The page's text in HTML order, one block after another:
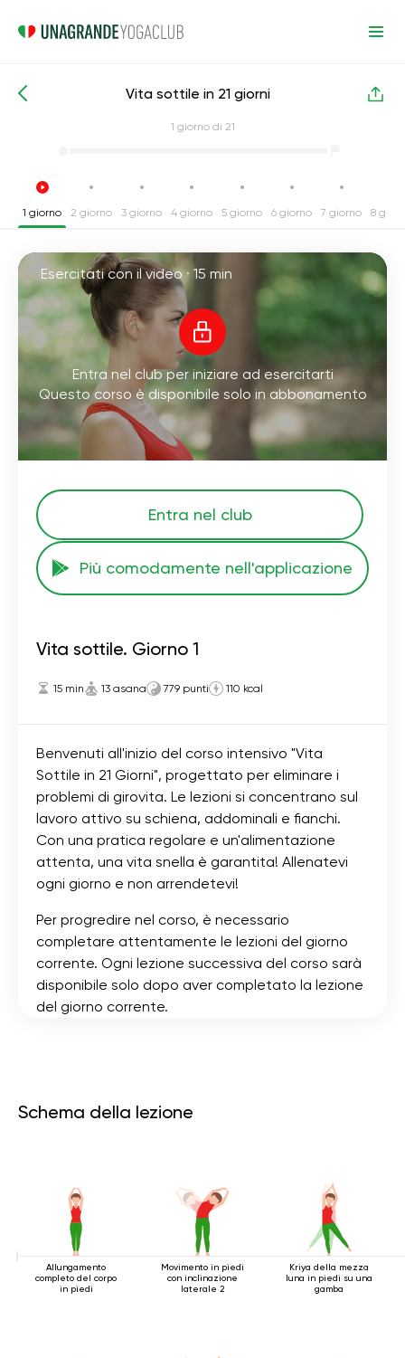
Corsi intensivi di yoga Vita
Vita sottile in 21 giorni
1 giorno di 21
1 giorno 2 giorno 3 giorno 4 giorno 5 giorno 6 giorno 7 giorno 8
Esercitati con il video · 15 min
Entra nel club per iniziare ad esercitarti
Questo corso è disponibile solo in abbonamento
Entra nel club
Più comodamente nell'applicazione
Vita sottile. Giorno 1
15 min 13 asana 779 punti 110 kcal
Benvenuti all'inizio del corso intensivo "Vita
Sottile in 21 Giorni", progettato per eliminare i
problemi di girovita. Le lezioni si concentrano sul
lavoro attivo su schiena, addominali e fianchi.
Con una pratica regolare e un'alimentazione
attenta, una vita snella è garantita! Allenatevi
ogni giorno e non arrendetevi!
Per progredire nel corso, è necessario
completare attentamente le lezioni del giorno
corrente. Ogni lezione successiva del corso sarà
disponibile solo dopo aver completato la lezione
del giorno corrente.
Schema della lezione
Allungamento
completo del corpo
in piedi
Movimento in piedi
con inclinazione
laterale 2
Kriya della mezza
luna in piedi su una
gamba